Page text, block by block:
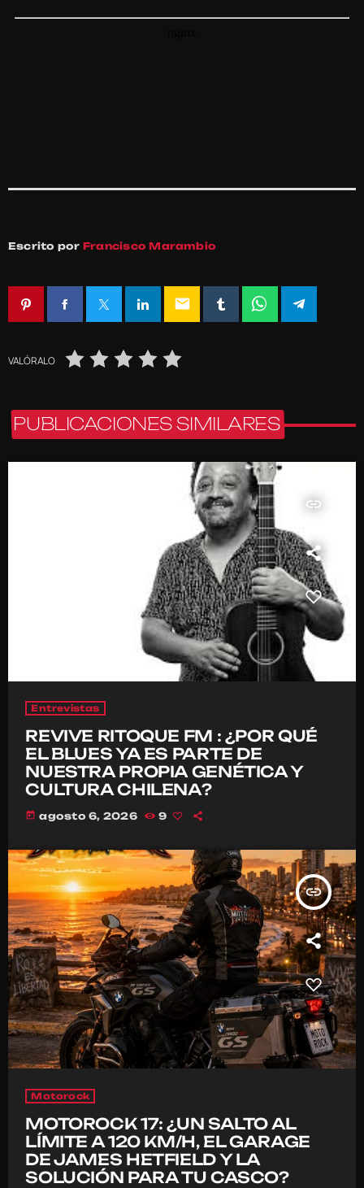
Escrito por Francisco Marambio
email
VALÓRALO
PUBLICACIONES SIMILARES
insert_link
Entrevistas
REVIVE RITOQUE FM : ¿POR QUÉ
EL BLUES YA ES PARTE DE
NUESTRA PROPIA GENÉTICA Y
CULTURA CHILENA?
today agosto 6, 2026 9
insert_link
Motorock
MOTOROCK 17: ¿UN SALTO AL
LÍMITE A 120 KM/H, EL GARAGE
DE JAMES HETFIELD Y LA
SOLUCIÓN PARA TU CASCO?